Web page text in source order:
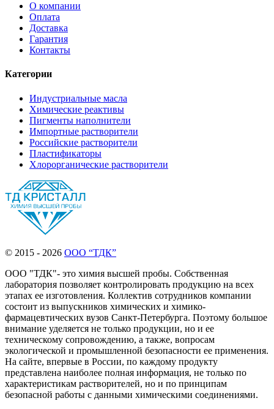
О компании
Оплата
Доставка
Гарантия
Контакты
Категории
Индустриальные масла
Химические реактивы
Пигменты наполнители
Импортные растворители
Российские растворители
Пластификаторы
Хлорорганические растворители
© 2015 - 2026 ООО “ТДК”
ООО "ТДК"- это химия высшей пробы. Собственная
лаборатория позволяет контролировать продукцию на всех
этапах ее изготовления. Коллектив сотрудников компании
состоит из выпускников химических и химико-
фармацевтических вузов Санкт-Петербурга. Поэтому большое
внимание уделяется не только продукции, но и ее
техническому сопровождению, а также, вопросам
экологической и промышленной безопасности ее применения.
На сайте, впервые в России, по каждому продукту
представлена наиболее полная информация, не только по
характеристикам растворителей, но и по принципам
безопасной работы с данными химическими соединениями.